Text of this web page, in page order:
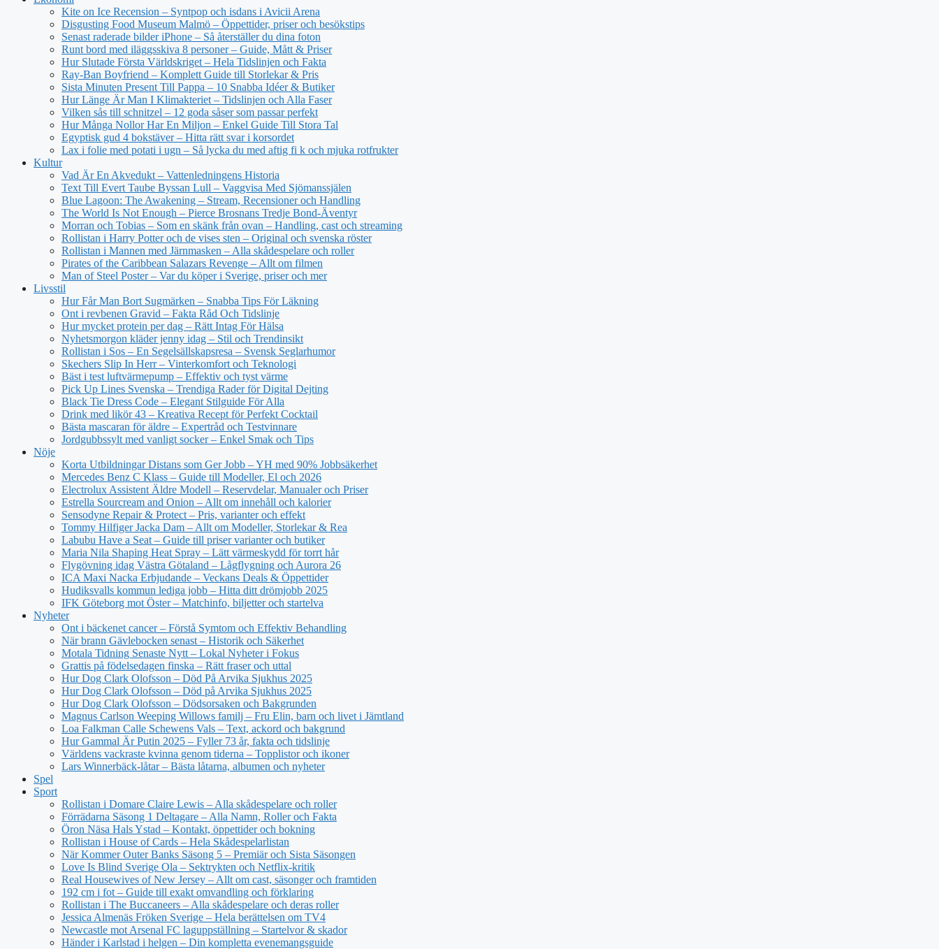
Kite on Ice Recension – Syntpop och isdans i Avicii Arena
Disgusting Food Museum Malmö – Öppettider, priser och besökstips
Senast raderade bilder iPhone – Så återställer du dina foton
Runt bord med iläggsskiva 8 personer – Guide, Mått & Priser
Hur Slutade Första Världskriget – Hela Tidslinjen och Fakta
Ray-Ban Boyfriend – Komplett Guide till Storlekar & Pris
Sista Minuten Present Till Pappa – 10 Snabba Idéer & Butiker
Hur Länge Är Man I Klimakteriet – Tidslinjen och Alla Faser
Vilken sås till schnitzel – 12 goda såser som passar perfekt
Hur Många Nollor Har En Miljon – Enkel Guide Till Stora Tal
Egyptisk gud 4 bokstäver – Hitta rätt svar i korsordet
Lax i folie med potati i ugn – Så lycka du med aftig fi k och mjuka rotfrukter
Kultur
Vad Är En Akvedukt – Vattenledningens Historia
Text Till Evert Taube Byssan Lull – Vaggvisa Med Sjömanssjälen
Blue Lagoon: The Awakening – Stream, Recensioner och Handling
The World Is Not Enough – Pierce Brosnans Tredje Bond-Äventyr
Morran och Tobias – Som en skänk från ovan – Handling, cast och streaming
Rollistan i Harry Potter och de vises sten – Original och svenska röster
Rollistan i Mannen med Järnmasken – Alla skådespelare och roller
Pirates of the Caribbean Salazars Revenge – Allt om filmen
Man of Steel Poster – Var du köper i Sverige, priser och mer
Livsstil
Hur Får Man Bort Sugmärken – Snabba Tips För Läkning
Ont i revbenen Gravid – Fakta Råd Och Tidslinje
Hur mycket protein per dag – Rätt Intag För Hälsa
Nyhetsmorgon kläder jenny idag – Stil och Trendinsikt
Rollistan i Sos – En Segelsällskapsresa – Svensk Seglarhumor
Skechers Slip In Herr – Vinterkomfort och Teknologi
Bäst i test luftvärmepump – Effektiv och tyst värme
Pick Up Lines Svenska – Trendiga Rader för Digital Dejting
Black Tie Dress Code – Elegant Stilguide För Alla
Drink med likör 43 – Kreativa Recept för Perfekt Cocktail
Bästa mascaran för äldre – Expertråd och Testvinnare
Jordgubbssylt med vanligt socker – Enkel Smak och Tips
Nöje
Korta Utbildningar Distans som Ger Jobb – YH med 90% Jobbsäkerhet
Mercedes Benz C Klass – Guide till Modeller, El och 2026
Electrolux Assistent Äldre Modell – Reservdelar, Manualer och Priser
Estrella Sourcream and Onion – Allt om innehåll och kalorier
Sensodyne Repair & Protect – Pris, varianter och effekt
Tommy Hilfiger Jacka Dam – Allt om Modeller, Storlekar & Rea
Labubu Have a Seat – Guide till priser varianter och butiker
Maria Nila Shaping Heat Spray – Lätt värmeskydd för torrt hår
Flygövning idag Västra Götaland – Lågflygning och Aurora 26
ICA Maxi Nacka Erbjudande – Veckans Deals & Öppettider
Hudiksvalls kommun lediga jobb – Hitta ditt drömjobb 2025
IFK Göteborg mot Öster – Matchinfo, biljetter och startelva
Nyheter
Ont i bäckenet cancer – Förstå Symtom och Effektiv Behandling
När brann Gävlebocken senast – Historik och Säkerhet
Motala Tidning Senaste Nytt – Lokal Nyheter i Fokus
Grattis på födelsedagen finska – Rätt fraser och uttal
Hur Dog Clark Olofsson – Död På Arvika Sjukhus 2025
Hur Dog Clark Olofsson – Död på Arvika Sjukhus 2025
Hur Dog Clark Olofsson – Dödsorsaken och Bakgrunden
Magnus Carlson Weeping Willows familj – Fru Elin, barn och livet i Jämtland
Loa Falkman Calle Schewens Vals – Text, ackord och bakgrund
Hur Gammal Är Putin 2025 – Fyller 73 år, fakta och tidslinje
Världens vackraste kvinna genom tiderna – Topplistor och ikoner
Lars Winnerbäck-låtar – Bästa låtarna, albumen och nyheter
Spel
Sport
Rollistan i Domare Claire Lewis – Alla skådespelare och roller
Förrädarna Säsong 1 Deltagare – Alla Namn, Roller och Fakta
Öron Näsa Hals Ystad – Kontakt, öppettider och bokning
Rollistan i House of Cards – Hela Skådespelarlistan
När Kommer Outer Banks Säsong 5 – Premiär och Sista Säsongen
Love Is Blind Sverige Ola – Sektrykten och Netflix-kritik
Real Housewives of New Jersey – Allt om cast, säsonger och framtiden
192 cm i fot – Guide till exakt omvandling och förklaring
Rollistan i The Buccaneers – Alla skådespelare och deras roller
Jessica Almenäs Fröken Sverige – Hela berättelsen om TV4
Newcastle mot Arsenal FC laguppställning – Startelvor & skador
Händer i Karlstad i helgen – Din kompletta evenemangsguide